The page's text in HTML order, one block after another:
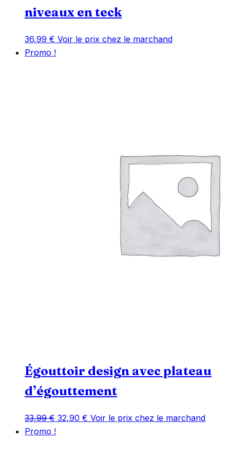
niveaux en teck
36,99 € Voir le prix chez le marchand
Promo !
Égouttoir design avec plateau
d’égouttement
33,99€ Le
32,90 € Le
Voir le prix chez le marchand
Promo !